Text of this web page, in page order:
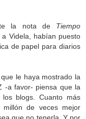
la nota de Tiempo
Videla, habían puesto
de papel para diarios
le haya mostrado la
-a favor- piensa que la
blogs. Cuanto más
de veces mejor